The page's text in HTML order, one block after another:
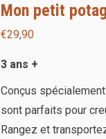
Mon petit
€29,90
3 ans +
Conçus
sont parfaits pour
Rangez et